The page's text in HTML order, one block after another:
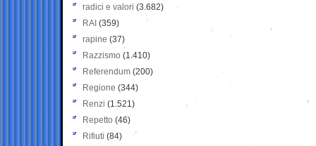
radici e valori (3.682)
RAI (359)
rapine (37)
Razzismo (1.410)
Referendum (200)
Regione (344)
Renzi (1.521)
Repetto (46)
Rifiuti (84)